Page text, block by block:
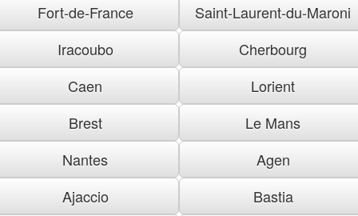
Fort-de-France
Saint-Laurent-du-Maroni
Iracoubo
Cherbourg
Caen
Lorient
Brest
Le Mans
Nantes
Agen
Ajaccio
Bastia